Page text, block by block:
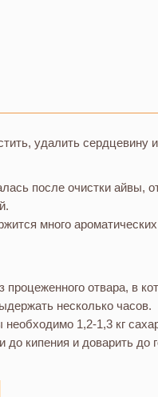
удалить сердцевину
после очистки айвы,
много
процеженного отвара, в
несколько часов.
1,2-1,3 кг
до кипения и доварить до